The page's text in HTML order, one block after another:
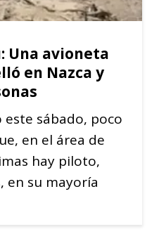
Una avioneta
en Nazca y
sábado, poco
en el área de
hay piloto,
en su mayoría